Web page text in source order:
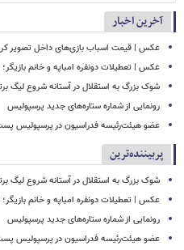
آخرین اخبار
عکس | قیمت اسباب بازی‌های داخل تصویر
عکس | تعطیلات دونفره امباپه و خانم
شوک بزرگ به استقلال در آستانه شروع لیگ
رونمایی از شماره ستاره‌های جدید پرسپولیس
عضو هیئت‌رئیسه فدراسیون در پرسپولیس
پربیننده‌ترین
شوک بزرگ به استقلال در آستانه شروع لیگ
عکس | تعطیلات دونفره امباپه و خانم
رونمایی از شماره ستاره‌های جدید پرسپولیس
عضو هیئت‌رئیسه فدراسیون در پرسپولیس